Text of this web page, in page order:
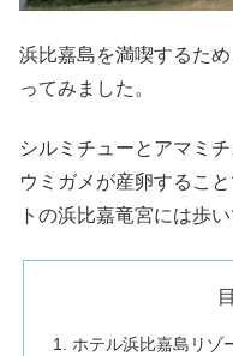
浜比嘉島を満喫するた
ってみました。
シルミチューとアマミ
ウミガメが産卵するこ
トの浜比嘉竜宮には歩い
ホテル浜比嘉島リゾ